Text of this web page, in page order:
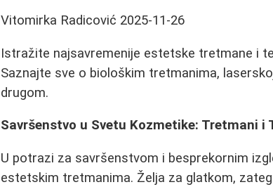
Vitomirka Radicović 2025-11-26
Istražite najsavremenije estetske tretmane i
Saznajte sve o biološkim tretmanima,
drugom.
Savršenstvo u Svetu Kozmetike: Tretmani i
U potrazi za savršenstvom i besprekornim
estetskim tretmanima. Želja za glatkom,